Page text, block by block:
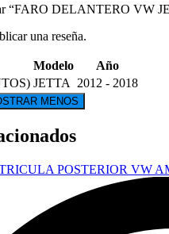
“FARO DELANTERO VW
una reseña.
Modelo
Año
JETTA 2012 - 2018